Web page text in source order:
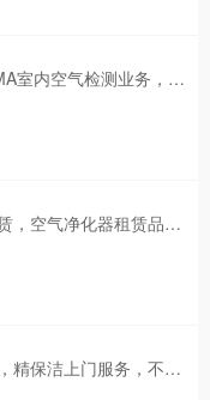
上海委托代理第三方CMA室内空气检测业务，检测甲醛、苯、TVOC等有害气体，由CMA检测机构出具CMA检测报告。
上海专业空气净化器租赁，空气净化器租赁品牌，空气净化器租赁公司|凡斯环保
上海专业室内开荒保洁，精保洁上门服务，不满意不收费。